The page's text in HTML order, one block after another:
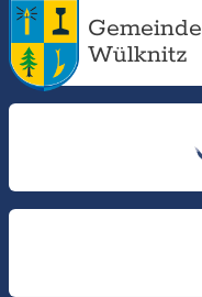
Gemeinde
Wülknitz